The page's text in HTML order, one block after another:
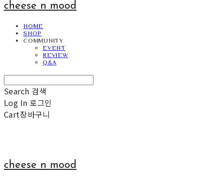
cheese n mood
HOME
SHOP
COMMUNITY
EVENT
REVIEW
Q&A
Search 검색
Log In 로그인
Cart장바구니
cheese n mood